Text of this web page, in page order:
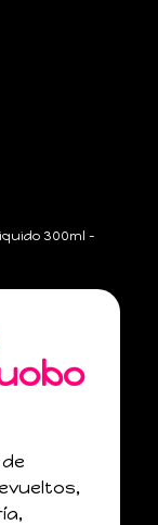
300ml –